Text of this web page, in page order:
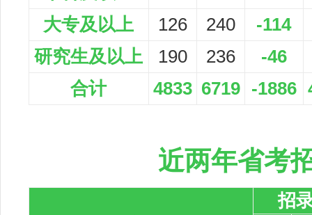
大专及以上
126 240
-114
研究生及以上
190 236
-46
合计
4833 6719 -1886
近两年省考
招